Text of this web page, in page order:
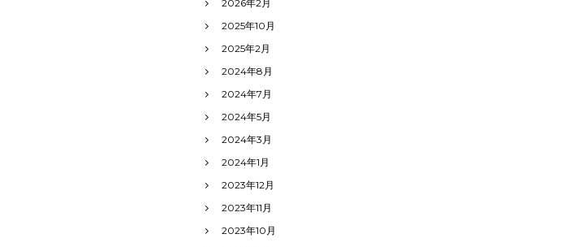
2026年2月
2025年10月
2025年2月
2024年8月
2024年7月
2024年5月
2024年3月
2024年1月
2023年12月
2023年11月
2023年10月